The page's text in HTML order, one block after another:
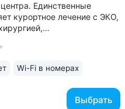
Единственные
курортное лечение с ЭКО,
100 м от Нарзанной
Выбрать
Wi-Fi в номерах